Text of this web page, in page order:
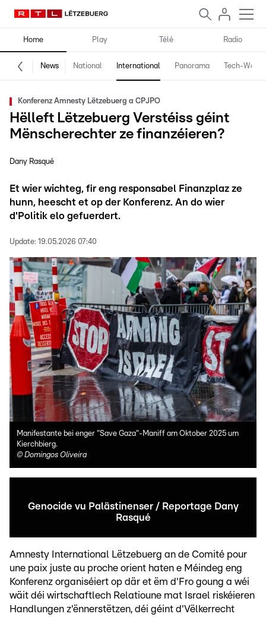
Home Play Télé Radio
News National International Panorama Tech-World
Konferenz Amnesty Lëtzebuerg a CPJPO
Hëlleft Lëtzebuerg Verstéiss géint
Mënscherechter ze finanzéieren?
Dany Rasqué
Et wier wichteg, fir eng responsabel Finanzplaz ze
hunn, heescht et op der Konferenz. An do wier
d'Politik elo gefuerdert.
Update: 19.05.2026 07:40
Manifestante bei enger "Save Gaza"-Maniff am Oktober 2025 um
Kierchbierg.
© Domingos Oliveira
Genocide vu Palästinenser / Reportage Dany
Rasqué
Amnesty International Lëtzebuerg an de Comité pour
une paix juste au proche orient haten e Méindeg eng
Konferenz organiséiert op där et ëm d'Fro goung a wéi
wäit déi wirtschaftlech Relatioune mat Israel riskéieren
Handlungen z'ënnerstëtzen, déi géint d'Vëlkerrecht